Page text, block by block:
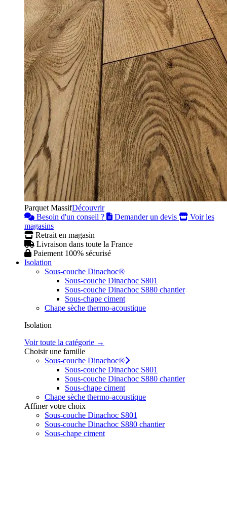
Parquet MassifDécouvrir
Besoin d'un conseil ?
Demander un devis
Voir les
magasins
Retrait en magasin
Livraison dans toute la France
Paiement 100% sécurisé
Isolation
Sous-couche Dinachoc®
Sous-couche Dinachoc S801
Sous-couche Dinachoc S880 chantier
Sous-chape ciment
Chape sèche thermo-acoustique
Isolation
Voir toute la catégorie →
Choisir une famille
Sous-couche Dinachoc®
Sous-couche Dinachoc S801
Sous-couche Dinachoc S880 chantier
Sous-chape ciment
Chape sèche thermo-acoustique
Affiner votre choix
Sous-couche Dinachoc S801
Sous-couche Dinachoc S880 chantier
Sous-chape ciment